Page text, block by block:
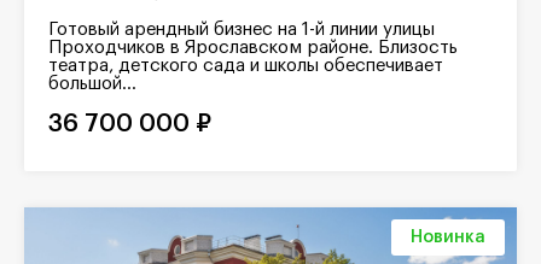
Готовый арендный бизнес на 1-й линии улицы
Проходчиков в Ярославском районе. Близость
театра, детского сада и школы обеспечивает
большой...
36 700 000 ₽
Новинка